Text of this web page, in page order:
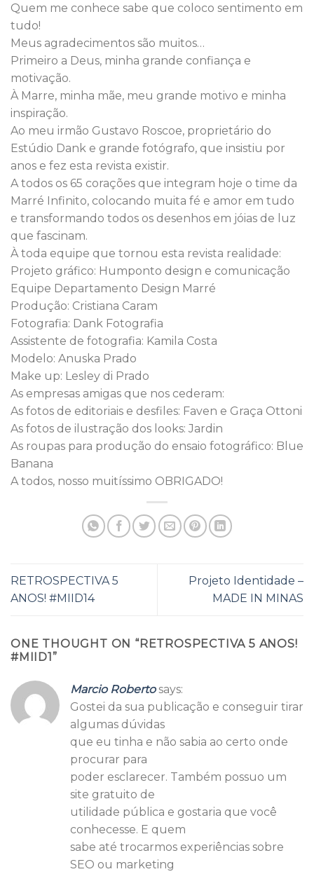
Quem me conhece sabe que coloco sentimento em
tudo!
Meus agradecimentos são muitos…
Primeiro a Deus, minha grande confiança e
motivação.
À Marre, minha mãe, meu grande motivo e minha
inspiração.
Ao meu irmão Gustavo Roscoe, proprietário do
Estúdio Dank e grande fotógrafo, que insistiu por
anos e fez esta revista existir.
A todos os 65 corações que integram hoje o time da
Marré Infinito, colocando muita fé e amor em tudo
e transformando todos os desenhos em jóias de luz
que fascinam.
À toda equipe que tornou esta revista realidade:
Projeto gráfico: Humponto design e comunicação
Equipe Departamento Design Marré
Produção: Cristiana Caram
Fotografia: Dank Fotografia
Assistente de fotografia: Kamila Costa
Modelo: Anuska Prado
Make up: Lesley di Prado
As empresas amigas que nos cederam:
As fotos de editoriais e desfiles: Faven e Graça Ottoni
As fotos de ilustração dos looks: Jardin
As roupas para produção do ensaio fotográfico: Blue
Banana
A todos, nosso muitíssimo OBRIGADO!
RETROSPECTIVA 5
ANOS! #MIID14
Projeto Identidade –
MADE IN MINAS
ONE THOUGHT ON “RETROSPECTIVA 5 ANOS!
#MIID1”
Marcio Roberto says:
Gostei da sua publicação e conseguir tirar
algumas dúvidas
que eu tinha e não sabia ao certo onde
procurar para
poder esclarecer. Também possuo um
site gratuito de
utilidade pública e gostaria que você
conhecesse. E quem
sabe até trocarmos experiências sobre
SEO ou marketing